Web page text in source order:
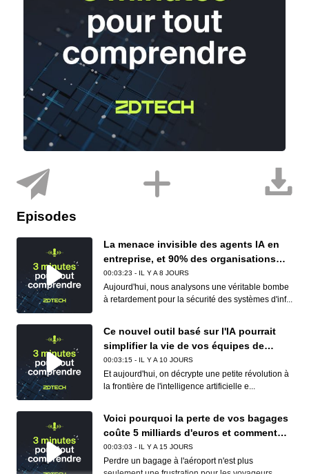
Episodes
La menace invisible des agents IA en
entreprise, et 90% des organisations
sont concernées
00:03:23 - IL Y A 8 JOURS
Aujourd'hui, nous analysons une véritable bombe
à retardement pour la sécurité des systèmes d'inf...
Ce nouvel outil basé sur l'IA pourrait
simplifier la vie de vos équipes de
conformité (et de vos développeurs)
00:03:15 - IL Y A 10 JOURS
Et aujourd'hui, on décrypte une petite révolution à
la frontière de l'intelligence artificielle e...
Voici pourquoi la perte de vos bagages
coûte 5 milliards d'euros et comment
Apple et Google réduisent déjà ce
cauchemar logistique
00:03:03 - IL Y A 15 JOURS
Perdre un bagage à l'aéroport n'est plus